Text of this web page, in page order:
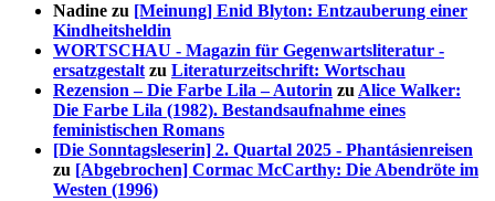
Nadine zu [Meinung] Enid Blyton: Entzauberung einer
Kindheitsheldin
WORTSCHAU - Magazin für Gegenwartsliteratur -
ersatzgestalt zu Literaturzeitschrift: Wortschau
Rezension – Die Farbe Lila – Autorin zu Alice Walker:
Die Farbe Lila (1982). Bestandsaufnahme eines
feministischen Romans
[Die Sonntagsleserin] 2. Quartal 2025 - Phantásienreisen
zu [Abgebrochen] Cormac McCarthy: Die Abendröte im
Westen (1996)